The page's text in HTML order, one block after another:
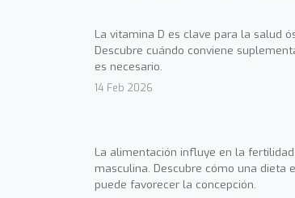
La vitamina D es clave para la salud
Descubre cuándo conviene
es necesario.
14 Feb 2026
La alimentación influye en la
masculina. Descubre cómo una dieta
puede favorecer la concepción.